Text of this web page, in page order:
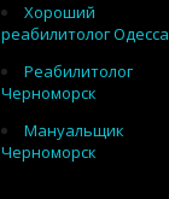
Хороший
реабилитолог Одесса
Реабилитолог
Черноморск
Мануальщик
Черноморск